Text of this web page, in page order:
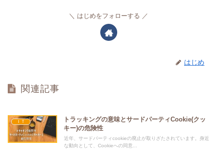
はじめをフォローする
はじめ
関連記事
ＩＴ
トラッキングの意味とサードパーティCookie(クッ
キー)の危険性
近年、サードパーティcookieの廃止が取りざたされています。身近
な動向として、Cookieへの同意...